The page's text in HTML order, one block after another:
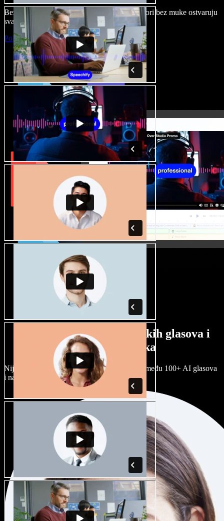
Bez učenja i sve dostupno u pregledniku, autori bez muke ostvaruju
svaku kreativnu ideju.
Pokreni Studio
Veliki izbor muških i ženskih glasova i
raznih naglasaka
Nijedan projekt ne mora zvučati isto. Birajte među 100+ AI glasova
i naglasaka i prilagodite ih sebi.